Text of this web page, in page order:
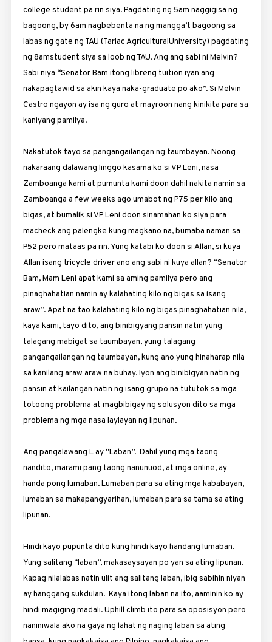
college student pa rin siya. Pagdating ng 5am naggigisa ng
bagoong, by6am nagbebenta na ng mangga’t bagoong sa
labas ng gate ng TAU (Tarlac AgriculturalUniversity) pagdating
ng 8amstudent siya sa loob ng TAU. Ang ang sabi ni Melvin?
Sabi niya “Senator Bam itong libreng tuition iyan ang
nakapagtawid sa akin kaya naka-graduate po ako”. Si Melvin
Castro ngayon ay isa ng guro at mayroon nang kinikita para sa
kaniyang pamilya.
Nakatutok tayo sa pangangailangan ng taumbayan. Noong
nakaraang dalawang linggo kasama ko si VP Leni, nasa
Zamboanga kami at pumunta kami doon dahil nakita namin sa
Zamboanga a few weeks ago umabot ng P75 per kilo ang
bigas, at bumalik si VP Leni doon sinamahan ko siya para
macheck ang palengke kung magkano na, bumaba naman sa
P52 pero mataas pa rin. Yung katabi ko doon si Allan, si kuya
Allan isang tricycle driver ano ang sabi ni kuya allan? “Senator
Bam, Mam Leni apat kami sa aming pamilya pero ang
pinaghahatian namin ay kalahating kilo ng bigas sa isang
araw”. Apat na tao kalahating kilo ng bigas pinaghahatian nila,
kaya kami, tayo dito, ang binibigyang pansin natin yung
talagang mabigat sa taumbayan, yung talagang
pangangailangan ng taumbayan, kung ano yung hinaharap nila
sa kanilang araw araw na buhay. Iyon ang binibigyan natin ng
pansin at kailangan natin ng isang grupo na tututok sa mga
totoong problema at magbibigay ng solusyon dito sa mga
problema ng mga nasa laylayan ng lipunan.
Ang pangalawang L ay “Laban”. Dahil yung mga taong
nandito, marami pang taong nanunuod, at mga online, ay
handa pong lumaban. Lumaban para sa ating mga kababayan,
lumaban sa makapangyarihan, lumaban para sa tama sa ating
lipunan.
Hindi kayo pupunta dito kung hindi kayo handang lumaban.
Yung salitang “laban”, makasaysayan po yan sa ating lipunan.
Kapag nilalabas natin ulit ang salitang laban, ibig sabihin niyan
ay hanggang sukdulan. Kaya itong laban na ito, aaminin ko ay
hindi magiging madali. Uphill climb ito para sa oposisyon pero
naniniwala ako na gaya ng lahat ng naging laban sa ating